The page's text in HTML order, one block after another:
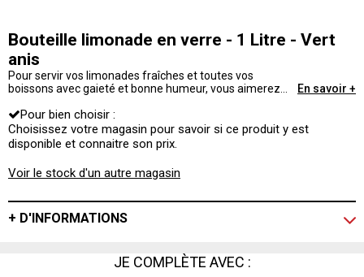
Bouteille limonade en verre - 1 Litre - Vert
anis
Pour servir vos limonades fraîches et toutes vos
boissons avec gaieté et bonne humeur, vous aimerez
mécanique est hermétique et tient très bien la pression.
En savoir +
Pour bien choisir :
Choisissez votre magasin pour savoir si ce produit y est
disponible et connaitre son prix.
Voir le stock d'un autre magasin
+ D'INFORMATIONS
JE COMPLÈTE AVEC :